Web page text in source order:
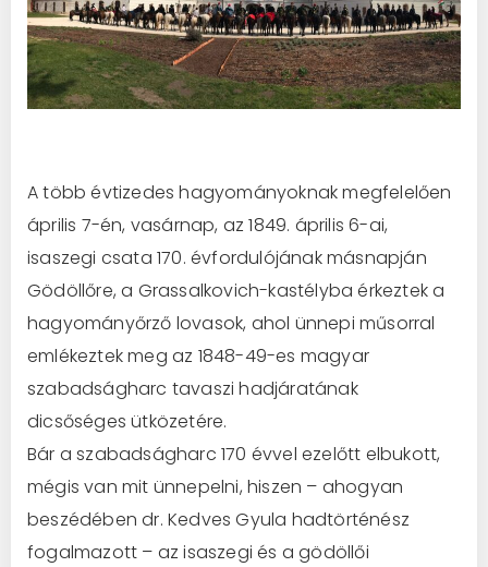
A több évtizedes hagyományoknak megfelelően
április 7-én, vasárnap, az 1849. április 6-ai,
isaszegi csata 170. évfordulójának másnapján
Gödöllőre, a Grassalkovich-kastélyba érkeztek a
hagyományőrző lovasok, ahol ünnepi műsorral
emlékeztek meg az 1848-49-es magyar
szabadságharc tavaszi hadjáratának
dicsőséges ütközetére.
Bár a szabadságharc 170 évvel ezelőtt elbukott,
mégis van mit ünnepelni, hiszen – ahogyan
beszédében dr. Kedves Gyula hadtörténész
fogalmazott – az isaszegi és a gödöllői